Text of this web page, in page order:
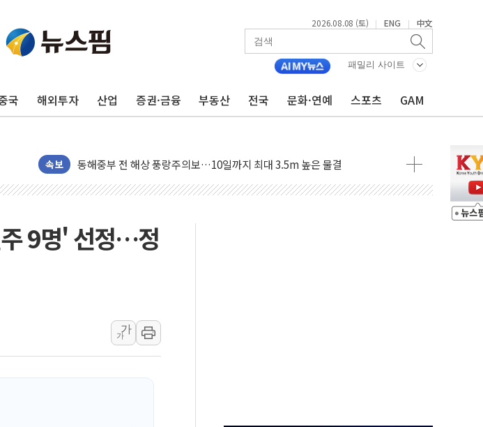
2026.08.08 (토) | ENG | 中文
패밀리 사이트
국 해외투자 산업 증권·금융 부동산 전국 문화·연예 스포츠 GAM
속보
추미애, '위안부' 피해자 기림의 날 참석..."국제적 시민 연대로 목소리 내야"
인천 선재도 갯벌서 해루질 중 실종 60대 나흘만에 숨진 채 발견
'화합' 꺼낸 김민석에 '뻔뻔' 받아친 정청래…제주 연설서 신경전 고조
李대통령, ISA 개편 재검토 지시…與 "적극 환영"·野 "졸속 국정"
연일 폭염에 온열질환 사망 23명…정부, 비상대응기구 가동
中 전방위 아파트 부양, 수도 베이징도 부동산 규제 철폐
동해시, 11~14일 '별똥별 멍' 운영…페르세우스 유성우 관측
강원 중·남부 동해안 시간당 50mm 이상 폭우…호우경보 발효
'호우 특보' 경북 울진 시간당 20~30mm 강한 비...가뭄 해소될 듯
주말 무더위·열대야 지속…내륙 곳곳 소나기
주 9명' 선정…정
가
가